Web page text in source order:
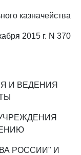
казначейства
2015 г. N 370
И ВЕДЕНИЯ
РОССИИ" И